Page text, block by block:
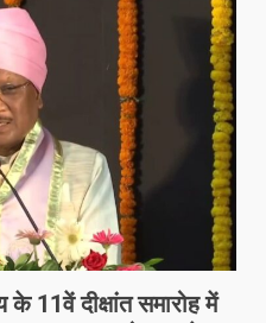
के 11वें दीक्षांत समारोह में